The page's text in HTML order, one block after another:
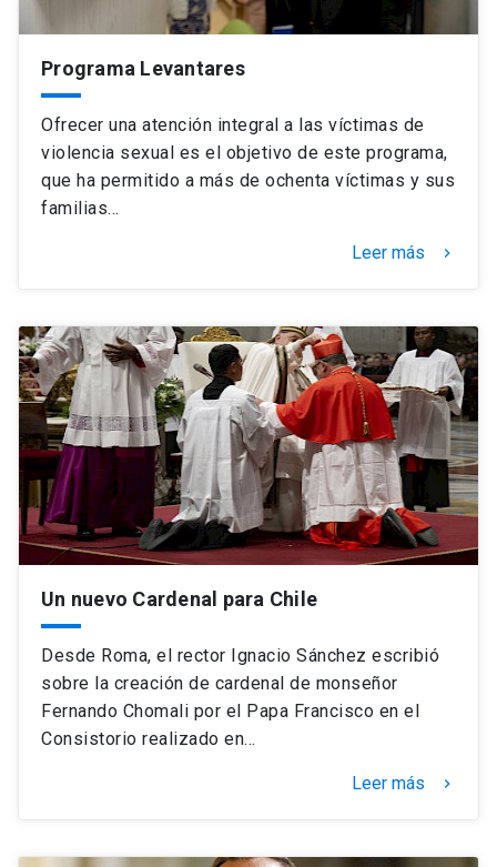
Programa Levantares
Ofrecer una atención integral a las víctimas de
violencia sexual es el objetivo de este programa,
que ha permitido a más de ochenta víctimas y sus
familias…
Leer más keyboard_arrow_right
Un nuevo Cardenal para Chile
Desde Roma, el rector Ignacio Sánchez escribió
sobre la creación de cardenal de monseñor
Fernando Chomali por el Papa Francisco en el
Consistorio realizado en…
Leer más keyboard_arrow_right